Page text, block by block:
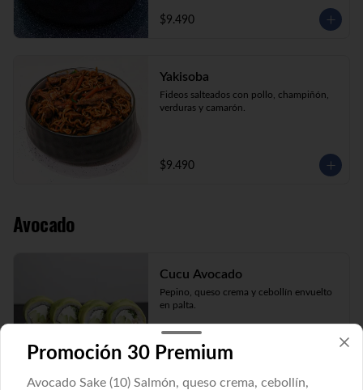
$9.490
Yakisoba
Fideos salteados con pollo, champiñón,
verduras y camarón.
$9.490
Avocado
Cucu Avocado
Pepino, queso crema y cebollín envuelto
en palta.
Promoción 30 Premium
Avocado Sake (10) Salmón, queso crema, cebollín,